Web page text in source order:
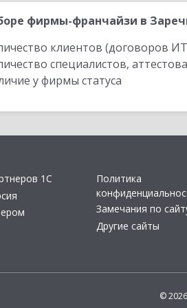
фирмы-франчайзи в
клиентов (договоров
специалистов,
у фирмы статуса
1С
Политика
Замечания по
Другие сайты
©